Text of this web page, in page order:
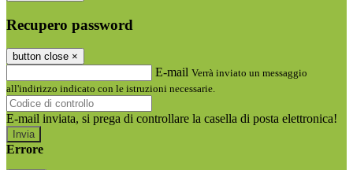
Recupero password
button close ×
E-mail Verrà inviato un messaggio
all'indirizzo indicato con le istruzioni necessarie.
E-mail inviata, si prega di controllare la casella di posta elettronica!
Errore